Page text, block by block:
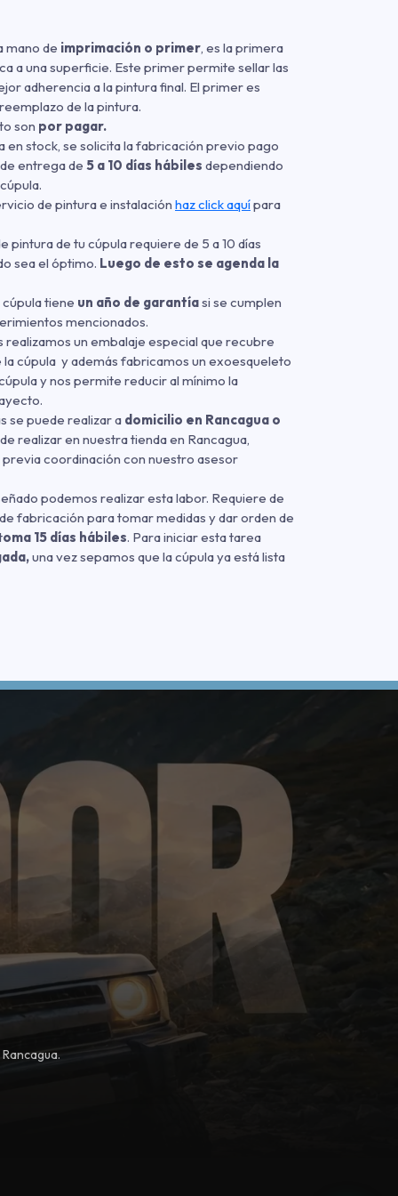
mano de imprimación o primer, es la primera
a una superficie. Este primer permite sellar las
adherencia a la pintura final. El primer es
de la pintura.
son por pagar.
en stock, se solicita la fabricación previo pago
entrega de 5 a 10 días hábiles dependiendo
de pintura e instalación haz click aquípara
pintura de tu cúpula requiere de 5 a 10 días
sea el óptimo. Luego de esto se agenda la
tiene un año de garantíasi se cumplen
mencionados.
realizamos un embalaje especial que recubre
cúpula y además fabricamos un exoesqueleto
y nos permite reducir al mínimo la
se puede realizar a domicilio en Rancagua o
realizar en nuestra tienda en Rancagua,
previa coordinación con nuestro asesor
podemos realizar esta labor. Requiere de
fabricación para tomar medidas y dar orden de
oma 15 días hábiles. Para iniciar esta tarea
una vez sepamos que la cúpula ya está lista